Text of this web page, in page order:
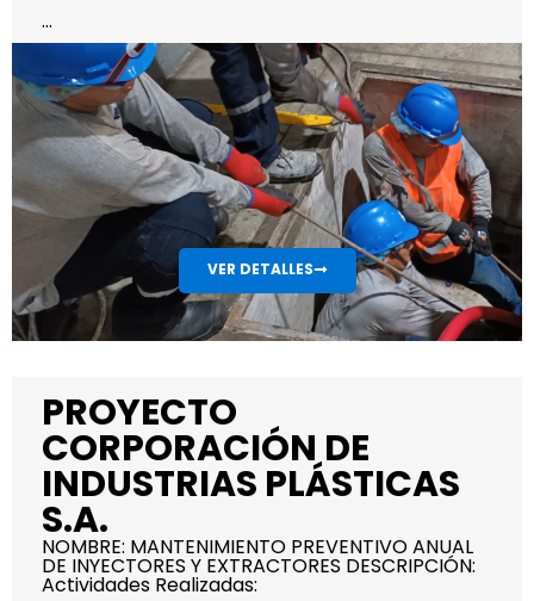
...
VER DETALLES
PROYECTO
CORPORACIÓN DE
INDUSTRIAS PLÁSTICAS
S.A.
NOMBRE: MANTENIMIENTO PREVENTIVO ANUAL
DE INYECTORES Y EXTRACTORES DESCRIPCIÓN:
Actividades Realizadas: